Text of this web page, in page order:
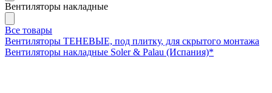
Вентиляторы накладные
Все товары
Вентиляторы ТЕНЕВЫЕ, под плитку, для скрытого монтажа
Вентиляторы накладные Soler & Palau (Испания)*